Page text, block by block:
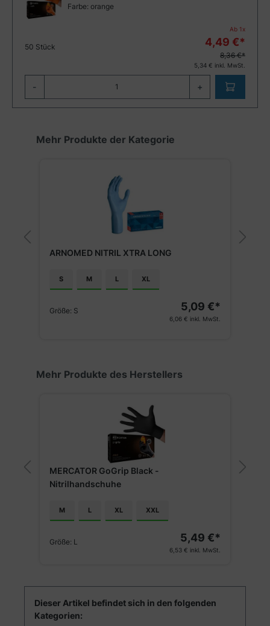
Farbe: orange
50 Stück
Ab 1 x
4,49 €*
8,36 €*
5,34 € inkl. MwSt.
- +
Produktgalerie überspringen
Mehr Produkte der Kategorie
ARNOMED NITRIL XTRA LONG
S M L XL
Größe: S 5,09 €*
6,06 € inkl. MwSt.
Produktgalerie überspringen
Mehr Produkte des Herstellers
MERCATOR GoGrip Black -
Nitrilhandschuhe
M L XL XXL
Größe: L 5,49 €*
6,53 € inkl. MwSt.
Dieser Artikel befindet sich in den folgenden
Kategorien: